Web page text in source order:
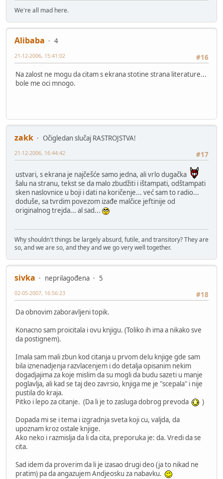
We're all mad here.
Alibaba
4
#16
21-12-2006, 15:41:02
Na zalost ne mogu da citam s ekrana stotine strana literature...
bole me oci mnogo.
zakk
Očigledan slučaj RASTROJSTVA!
#17
21-12-2006, 16:44:42
ustvari, s ekrana je najčešće samo jedna, ali vrlo dugačka
šalu na stranu, tekst se da malo zbudžiti i ištampati, odštampati
sken naslovnice u boji i dati na koričenje... već sam to radio...
doduše, sa tvrdim povezom izađe malčice jeftinije od
originalnog trejda... al sad...
Why shouldn't things be largely absurd, futile, and transitory? They are
so, and we are so, and they and we go very well together.
sivka neprilagođena
5
#18
02-05-2007, 16:56:23
Da obnovim zaboravljeni topik.
Konacno sam proicitala i ovu knjigu. (Toliko ih ima a nikako sve
da postignem).
Imala sam mali zbun kod citanja u prvom delu knjige gde sam
bila iznenadjenja razvlacenjem i do detalja opisanim nekim
dogadjajima za koje mislim da su mogli da budu sazeti u manje
poglavlja, ali kad se taj deo zavrsio, knjiga me je "scepala" i nije
pustila do kraja.
Pitko i lepo za citanje. (Da li je to zasluga dobrog prevoda
)
Dopada mi se i tema i izgradnja sveta koji cu, valjda, da
upoznam kroz ostale knjige.
Ako neko i razmislja da li da cita, preporuka je: da. Vredi da se
cita.
Sad idem da proverim da li je izasao drugi deo (ja to nikad ne
pratim) pa da angazujem Andjeosku za nabavku.